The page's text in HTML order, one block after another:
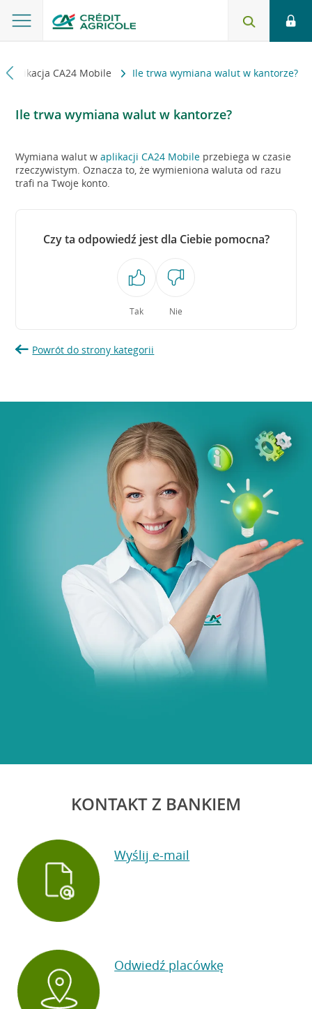
Aplikacja CA24 Mobile Ile trwa wymiana walut w kantorze?
Ile trwa wymiana walut w kantorze?
Wymiana walut waplikacji CA24 Mobile przebiega w czasie
rzeczywistym. Oznacza to, że wymieniona waluta od razu
trafi na Twoje konto.
Czy ta odpowiedź jest dla Ciebie pomocna?
Tak Nie
Powrót do strony kategorii
KONTAKT Z BANKIEM
Wyślij e-mail
Odwiedź placówkę